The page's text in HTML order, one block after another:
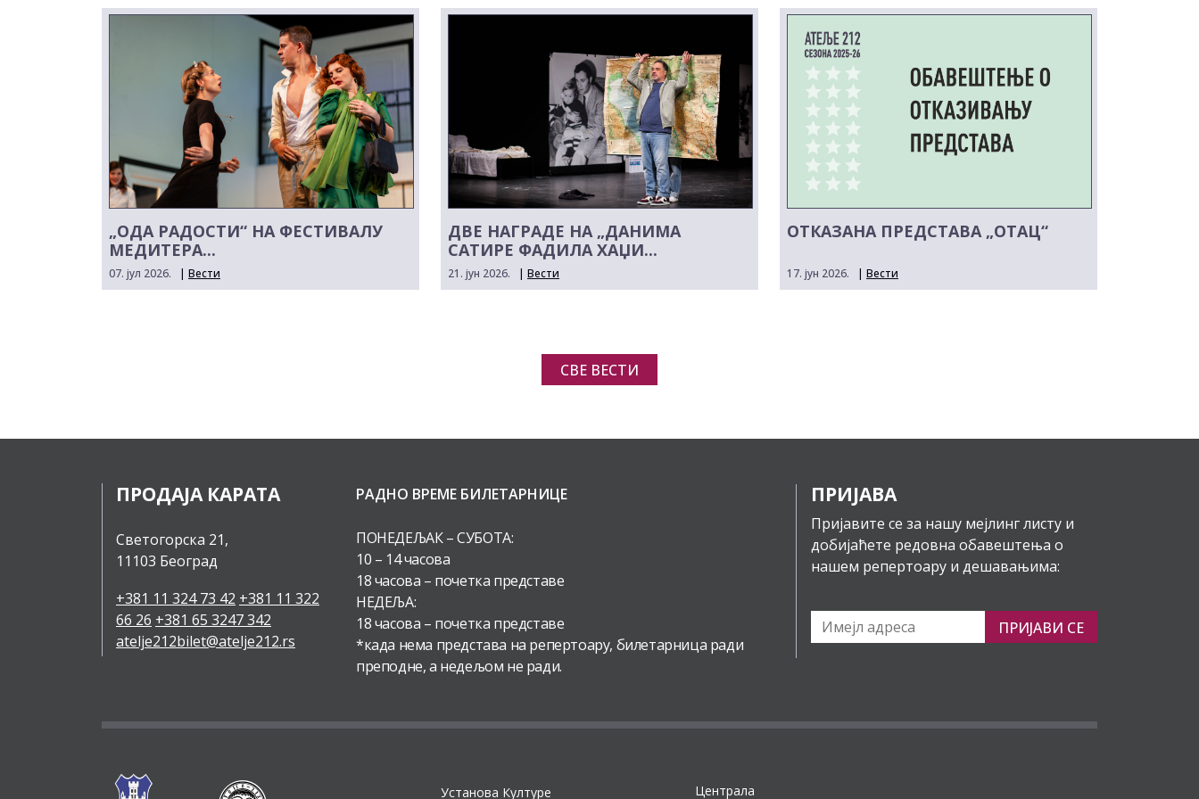
„ОДА РАДОСТИ“ НА ФЕСТИВАЛУ
МЕДИТЕРА...
07. јул 2026. | Вести
ДВЕ НАГРАДЕ НА „ДАНИМА
САТИРЕ ФАДИЛА ХАЏИ...
21. јун 2026. | Вести
ОТКАЗАНА ПРЕДСТАВА „ОТАЦ“
17. јун 2026. | Вести
СВЕ ВЕСТИ
ПРОДАЈА КАРАТА
Светогорска 21,
11103 Београд
+381 11 324 73 42 +381 11 322
66 26 +381 65 3247 342
atelje212bilet@atelje212.rs
РАДНО ВРЕМЕ БИЛЕТАРНИЦЕ
ПОНЕДЕЉАК – СУБОТА:
10 – 14 часова
18 часова – почетка представе
НЕДЕЉА:
18 часова – почетка представе
*када нема представа на репертоару, билетарница ради
преподне, а недељом не ради.
ПРИЈАВА
Пријавите се за нашу мејлинг листу и
добијаћете редовна обавештења о
нашем репертоару и дешавањима:
ПРИЈАВИ СЕ
Установа Културе Централа